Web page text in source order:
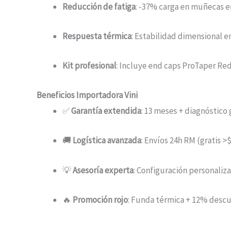
Reducción de fatiga: -37% carga en muñecas
Respuesta térmica: Estabilidad dimensional
Kit profesional: Incluye end caps ProTaper
Beneficios Importadora Vini
✅Garantía extendida: 13 meses +
🚚 Logística avanzada: Envíos 24h RM (gratis
💡Asesoría experta: Configuración
🔥 Promoción rojo: Funda térmica + 12%